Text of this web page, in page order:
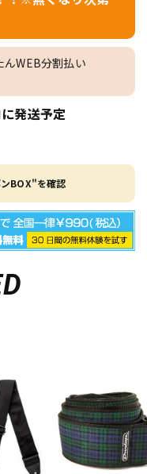
WEB分割払い
発送予定
BOX"を確認